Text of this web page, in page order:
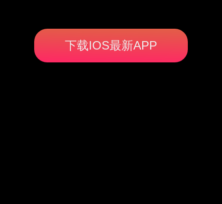
下载IOS最新APP